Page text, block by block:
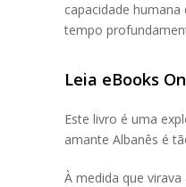
capacidade
tempo
Leia eBooks
Este livro é uma
amante Albanês é
À medida que